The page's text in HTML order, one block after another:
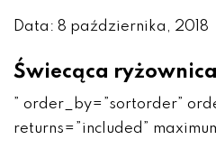
Data: 8 października, 2018
Świecąca ryżownica
” order_by=”sortorder”
returns=”included”